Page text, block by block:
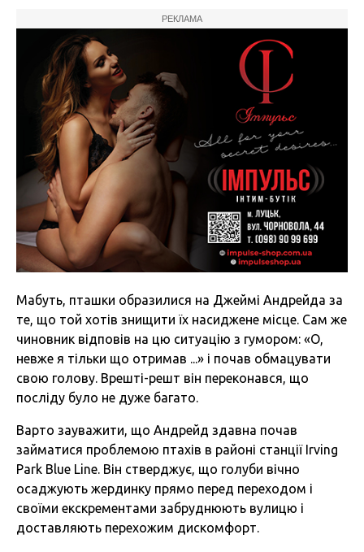
РЕКЛАМА
Мабуть, пташки образилися на Джеймі Андрейда за
те, що той хотів знищити їх насиджене місце. Сам же
чиновник відповів на цю ситуацію з гумором: «О,
невже я тільки що отримав ...» і почав обмацувати
свою голову. Врешті-решт він переконався, що
посліду було не дуже багато.
Варто зауважити, що Андрейд здавна почав
займатися проблемою птахів в районі станції Irving
Park Blue Line. Він стверджує, що голуби вічно
осаджують жердинку прямо перед переходом і
своїми екскрементами забруднюють вулицю і
доставляють перехожим дискомфорт.